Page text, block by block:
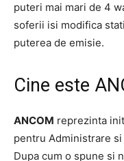
puteri mai mari de 4
soferii isi modifica
puterea de emisie.
Cine este
ANCOM reprezinta
pentru Administrare
Dupa cum o spune si